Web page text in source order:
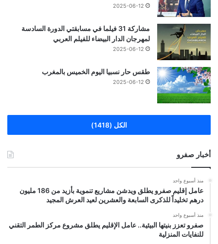
2025-06-12
مشاركة 31 فيلما في مسابقتي الدورة السادسة
لمهرجان الدار البيضاء للفيلم العربي
2025-06-12
طقس حار نسبيا اليوم الخميس بالمغرب
2025-06-12
الكل (1418)
أخبار صفرو
منذ أسبوع واحد
عامل إقليم صفرو يطلق ويدشن مشاريع تنموية بأزيد من 186 مليون
درهم تخليداً للذكرى السابعة والعشرين لعيد العرش المجيد
منذ أسبوع واحد
صفرو تعزز بنيتها البيئية.. عامل الإقليم يطلق مشروع مركز الطمر التقني
للنفايات المنزلية